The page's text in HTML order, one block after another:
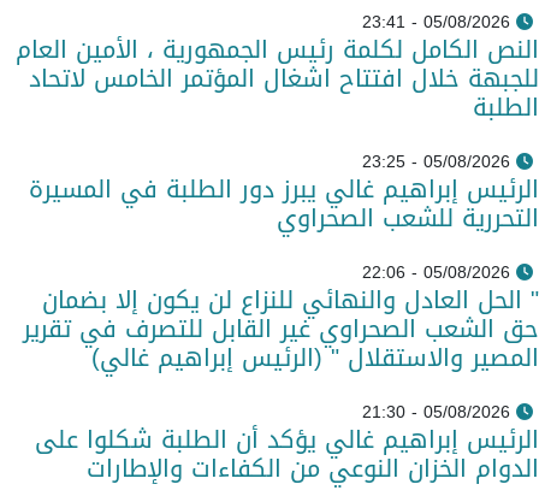
05/08/2026 - 23:41
النص الكامل لكلمة رئيس الجمهورية ، الأمين العام
للجبهة خلال افتتاح اشغال المؤتمر الخامس لاتحاد
الطلبة
05/08/2026 - 23:25
الرئيس إبراهيم غالي يبرز دور الطلبة في المسيرة
التحررية للشعب الصحراوي
05/08/2026 - 22:06
" الحل العادل والنهائي للنزاع لن يكون إلا بضمان
حق الشعب الصحراوي غير القابل للتصرف في تقرير
المصير والاستقلال " (الرئيس إبراهيم غالي)
05/08/2026 - 21:30
الرئيس إبراهيم غالي يؤكد أن الطلبة شكلوا على
الدوام الخزان النوعي من الكفاءات والإطارات